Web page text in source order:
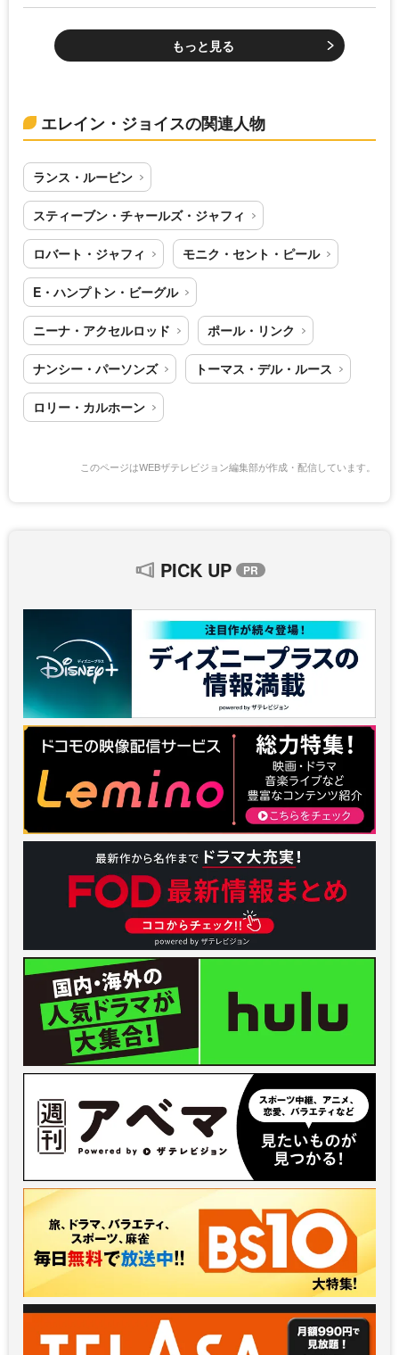
もっと見る
エレイン・ジョイスの関連人物
ランス・ルービン
スティーブン・チャールズ・ジャフィ
ロバート・ジャフィ モニク・セント・ピール
E・ハンプトン・ビーグル
ニーナ・アクセルロッド ポール・リンク
ナンシー・パーソンズ トーマス・デル・ルース
ロリー・カルホーン
このページはWEBザテレビジョン編集部が作成・配信しています。
PICK UP